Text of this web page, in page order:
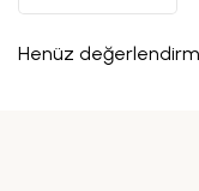
Henüz